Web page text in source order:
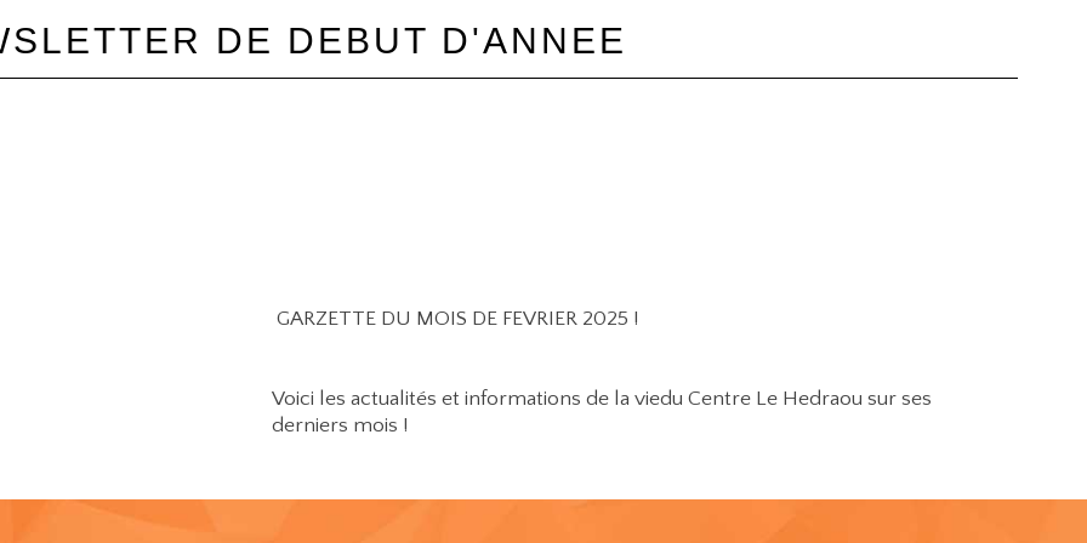
DE DEBUT D'ANNEE
GARZETTE DU MOIS DE FEVRIER 2025 !
Voici les actualités et informations de la viedu Centre Le Hedraou sur ses
derniers mois !